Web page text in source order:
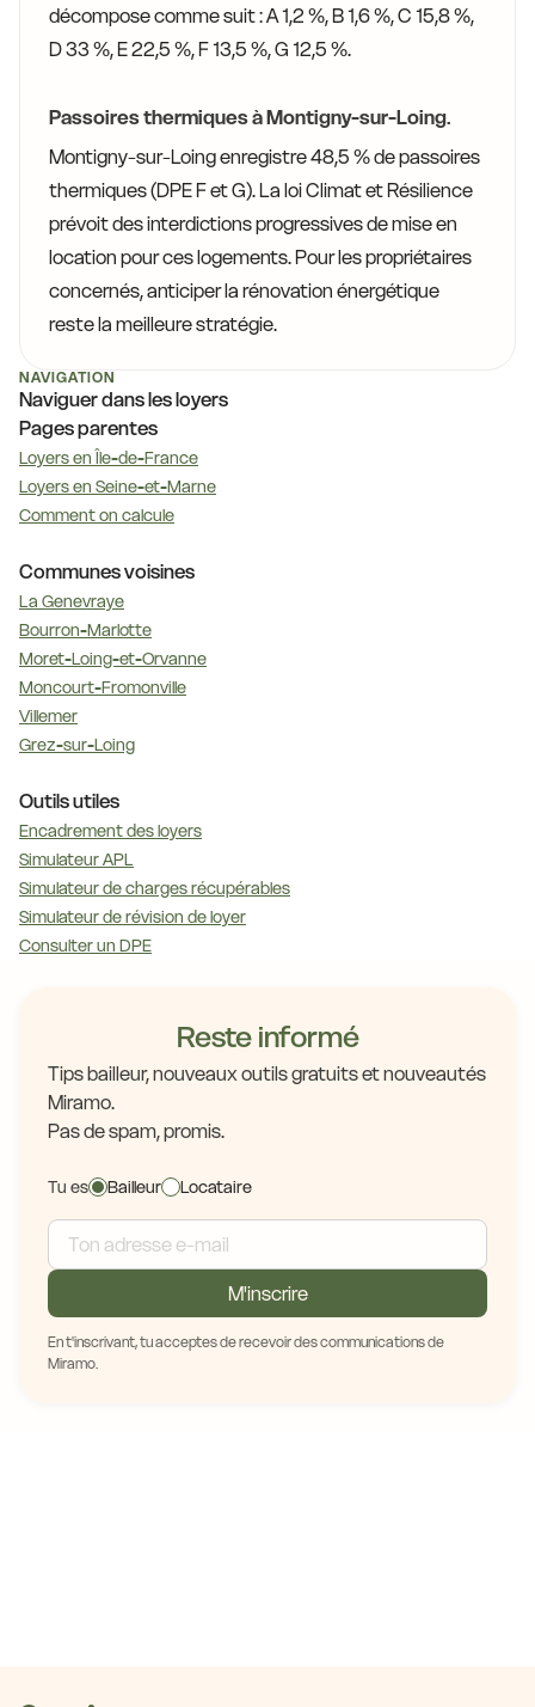
décompose comme suit : A 1,2 %, B 1,6 %, C 15,8 %,
D 33 %, E 22,5 %, F 13,5 %, G 12,5 %.
Passoires thermiques à Montigny-sur-Loing.
Montigny-sur-Loing enregistre 48,5 % de passoires
thermiques (DPE F et G). La loi Climat et Résilience
prévoit des interdictions progressives de mise en
location pour ces logements. Pour les propriétaires
concernés, anticiper la rénovation énergétique
reste la meilleure stratégie.
NAVIGATION
Naviguer dans les loyers
Pages parentes
Loyers en Île-de-France
Loyers en Seine-et-Marne
Comment on calcule
Communes voisines
La Genevraye
Bourron-Marlotte
Moret-Loing-et-Orvanne
Moncourt-Fromonville
Villemer
Grez-sur-Loing
Outils utiles
Encadrement des loyers
Simulateur APL
Simulateur de charges récupérables
Simulateur de révision de loyer
Consulter un DPE
Reste informé
Tips bailleur, nouveaux outils gratuits et nouveautés
Miramo.
Pas de spam, promis.
Tu es Bailleur Locataire
M'inscrire
En t'inscrivant, tu acceptes de recevoir des communications de
Miramo.